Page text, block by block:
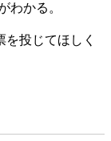
わかる。
投じてほしく